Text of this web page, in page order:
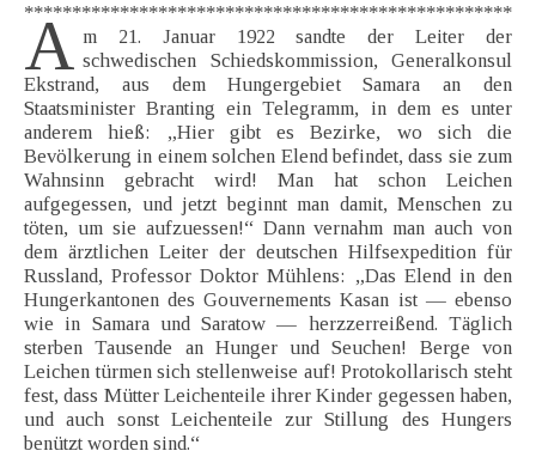
***************************************************
A m 21. Januar 1922 sandte der Leiter der
schwedischen Schiedskommission, Generalkonsul
Ekstrand, aus dem Hungergebiet Samara an den
Staatsminister Branting ein Telegramm, in dem es unter
anderem hieß: „Hier gibt es Bezirke, wo sich die
Bevölkerung in einem solchen Elend befindet, dass sie zum
Wahnsinn gebracht wird! Man hat schon Leichen
aufgegessen, und jetzt beginnt man damit, Menschen zu
töten, um sie aufzuessen!“ Dann vernahm man auch von
dem ärztlichen Leiter der deutschen Hilfsexpedition für
Russland, Professor Doktor Mühlens: „Das Elend in den
Hungerkantonen des Gouvernements Kasan ist — ebenso
wie in Samara und Saratow — herzzerreißend. Täglich
sterben Tausende an Hunger und Seuchen! Berge von
Leichen türmen sich stellenweise auf! Protokollarisch steht
fest, dass Mütter Leichenteile ihrer Kinder gegessen haben,
und auch sonst Leichenteile zur Stillung des Hungers
benützt worden sind.“